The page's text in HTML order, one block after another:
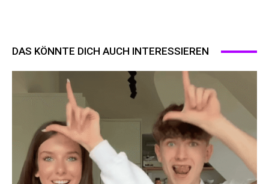
DAS KÖNNTE DICH AUCH INTERESSIEREN